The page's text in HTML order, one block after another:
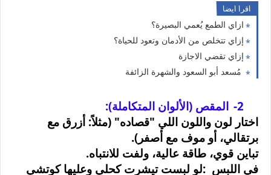
اقرا ايضا
ازاي الطمع يُعمي البصيرة؟
إزاي تتخلص من الأدمان وتعود للحياة؟
إزاي تقضي الاجازة
مُسعد أبو السعود والشهرة الزائفة
2- المقص (الألوان المتكاملة):
اختار لون واللون اللي "قصاده" (مثلاً: أزرق مع
برتقالي، أو موف مع أصفر).
تباين قوي، طاقة عالية، ولفت للانتباه.
في اللبس :لو لبست تيشرت كحلي وعليها كوتشي